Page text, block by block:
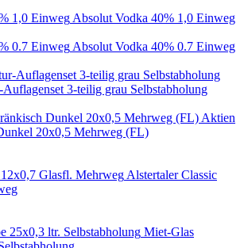
Absolut Vodka 40% 1,0 Einweg
Absolut Vodka 40% 0.7 Einweg
3-teilig grau Selbstabholung
Aktien
20x0,5 Mehrweg (FL)
Alstertaler Classic
Miet-Glas